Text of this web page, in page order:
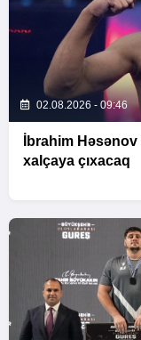
02.08.2026 - 09:46
İbrahim
xalçaya çıxacaq